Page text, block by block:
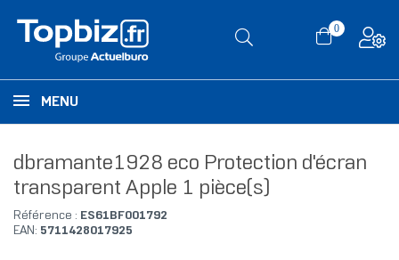
0
MENU
dbramante1928 eco Protection d'écran
transparent Apple 1 pièce(s)
Référence : ES61BF001792
EAN: 5711428017925